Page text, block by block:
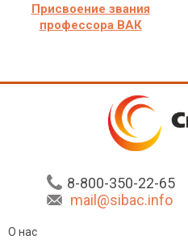
Присвоение звания
профессора ВАК
8-800-350-22-65
mail@sibac.info
О нас